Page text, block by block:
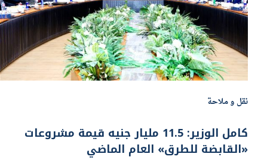
نقل و ملاحة
كامل الوزير: 11.5 مليار جنيه قيمة مشروعات
«القابضة للطرق» العام الماضي